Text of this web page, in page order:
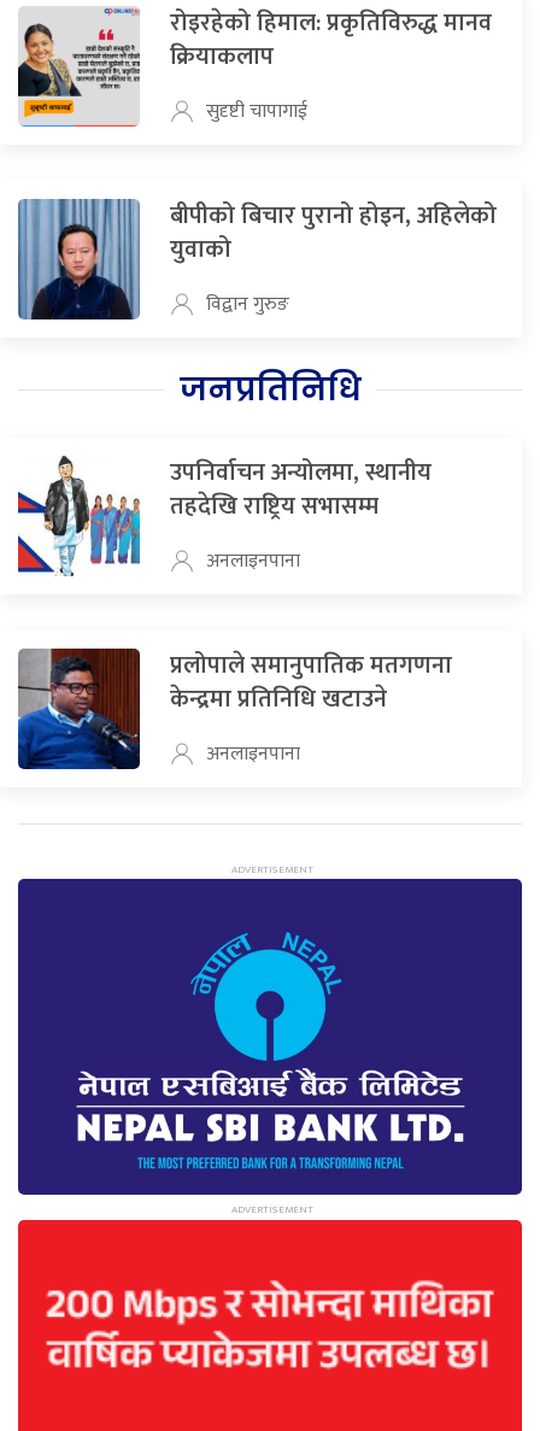
रोइरहेको हिमाल: प्रकृतिविरुद्ध मानव
क्रियाकलाप
सुदृष्टी चापागाई
बीपीको बिचार पुरानो होइन, अहिलेको
युवाको
विद्वान गुरुङ
जनप्रतिनिधि
उपनिर्वाचन अन्योलमा, स्थानीय
तहदेखि राष्ट्रिय सभासम्म
अनलाइनपाना
प्रलोपाले समानुपातिक मतगणना
केन्द्रमा प्रतिनिधि खटाउने
अनलाइनपाना